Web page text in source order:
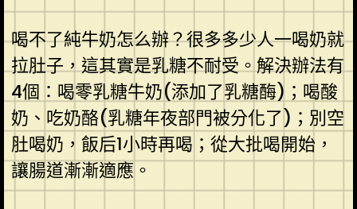
喝不了純牛奶怎么辦？很多多少人一喝奶就
拉肚子，這其實是乳糖不耐受。解決辦法有
4個：喝零乳糖牛奶(添加了乳糖酶)；喝酸
奶、吃奶酪(乳糖年夜部門被分化了)；別空
肚喝奶，飯后1小時再喝；從大批喝開始，
讓腸道漸漸適應。